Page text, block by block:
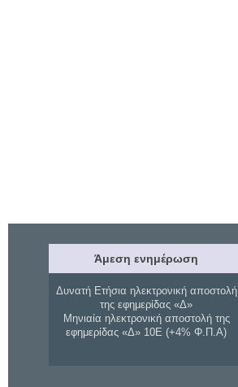
Άμεση ενημέρωση
Δυνατή Ετήσια ηλεκτρονική αποστολή
της εφημερίδας «Δ»
Μηνιαία ηλεκτρονική αποστολή της
εφημερίδας «Δ» 10Ε (+4% Φ.Π.Α)